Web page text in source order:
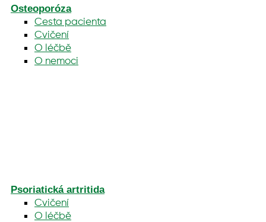
Osteoporóza
Cesta pacienta
Cvičení
O léčbě
O nemoci
Psoriatická artritida
Cvičení
O léčbě